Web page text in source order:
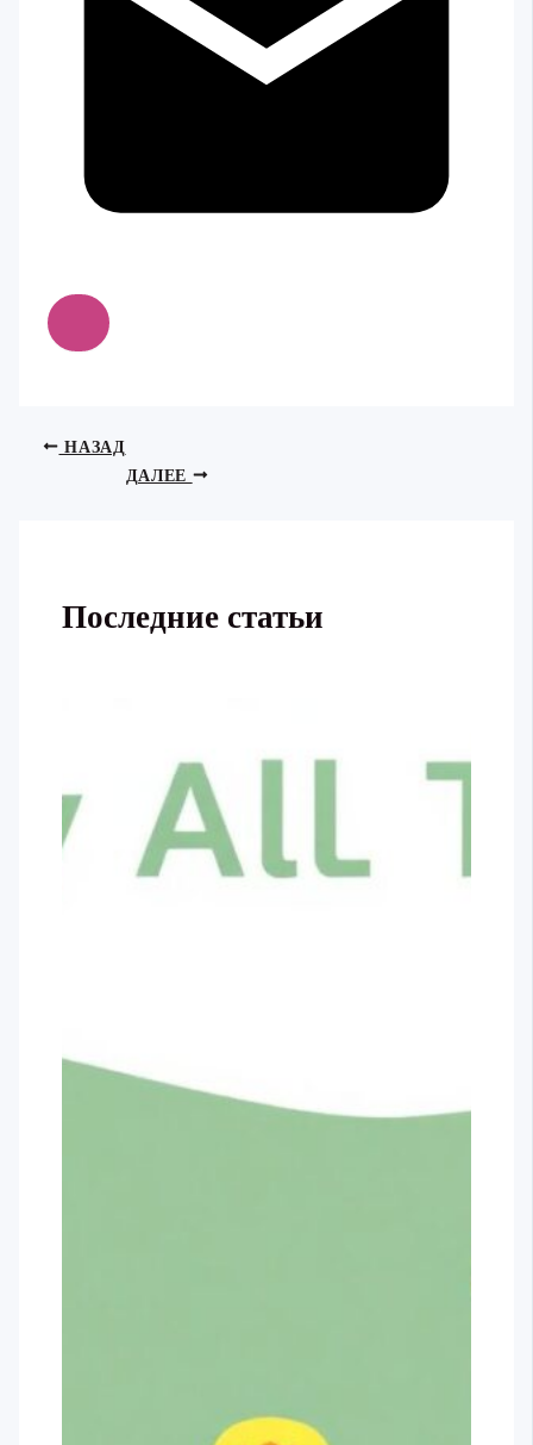
НАЗАД
ДАЛЕЕ
Последние статьи